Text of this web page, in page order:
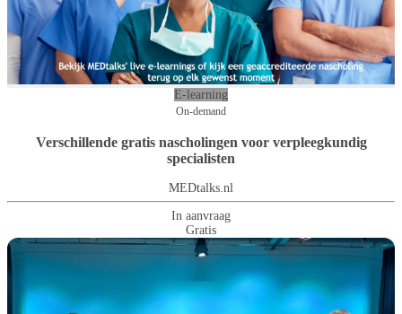
E-learning
On-demand
Verschillende gratis nascholingen voor verpleegkundig
specialisten
MEDtalks.nl
In aanvraag
Gratis